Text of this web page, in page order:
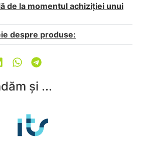
de la momentul achiziției unui
despre produse:
și ...